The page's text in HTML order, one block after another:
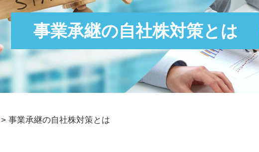
事業承継の自社株対策とは
> 事業承継の自社株対策とは